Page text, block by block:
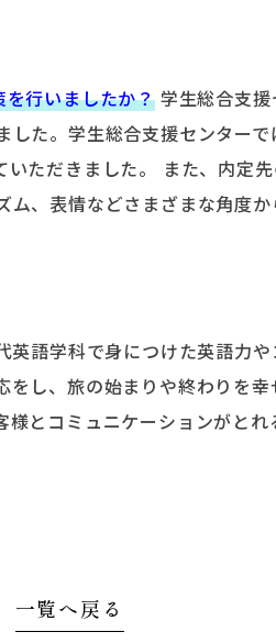
行いましたか？ 学生総合支
た。学生総合支援センター
ただきました。 また、内定
、表情などさまざまな角度
英語学科で身につけた英語力
し、旅の始まりや終わりを
とコミュニケーションがと
一覧へ戻る